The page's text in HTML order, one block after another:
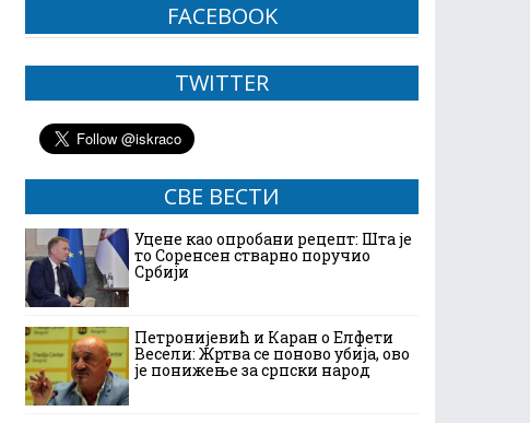
FACEBOOK
TWITTER
СВЕ ВЕСТИ
Уцене као опробани рецепт: Шта је
то Соренсен стварно поручио
Србији
Петронијевић и Каран о Елфети
Весели: Жртва се поново убија, ово
је понижење за српски народ